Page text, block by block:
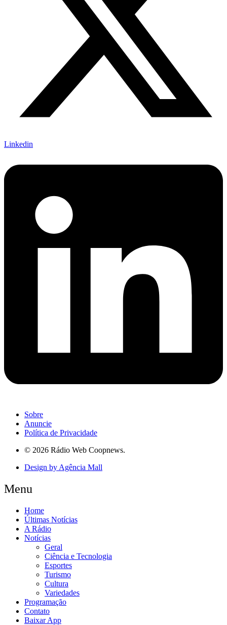
Linkedin
Sobre
Anuncie
Política de Privacidade
© 2026 Rádio Web Coopnews.
Design by Agência Mall
Menu
Home
Últimas Notícias
A Rádio
Notícias
Geral
Ciência e Tecnologia
Esportes
Turismo
Cultura
Variedades
Programação
Contato
Baixar App